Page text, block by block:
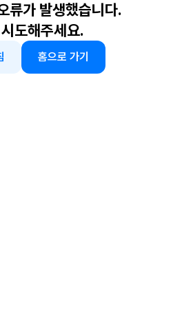
류가 발생했습니다.
도해주세요.
홈으로 가기